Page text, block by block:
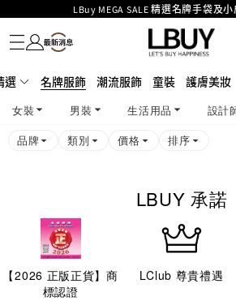
LBuy MEGA SALE 精選名牌手袋及
Goyard Hobo / Hobo Mini人氣限量特別版
LBuy呈獻 - Hermès 及 Chanel 手袋及首飾原
426號舖！
MOKO 1樓175號鋪旗艦店特設名牌Hermès
購物滿HKD500即享免運
LBuy獲香港知識產權署頒發2026《正
名牌服飾
潮流服飾
童裝
護膚美妝
香水香薰
個人護理
母嬰護理
遊戲及精品玩具
文儀用品
家居生活
電子產品
美食
醫藥保健
運動與戶外用品
選 名牌服飾 潮流服飾 童裝 護膚美妝
女裝 男裝 生活用品
設計
品牌
類別 價格 排序
LBUY 承諾
【2026 正版正貨】商
標認證
LClub 尊貴禮遇